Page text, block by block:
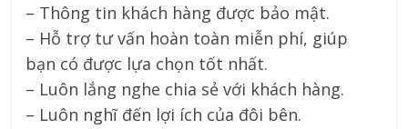
– Thông tin khách hàng được bảo mật.
– Hỗ trợ tư vấn hoàn toàn miễn phí, giúp
bạn có được lựa chọn tốt nhất.
– Luôn lắng nghe chia sẻ với khách hàng.
– Luôn nghĩ đến lợi ích của đôi bên.